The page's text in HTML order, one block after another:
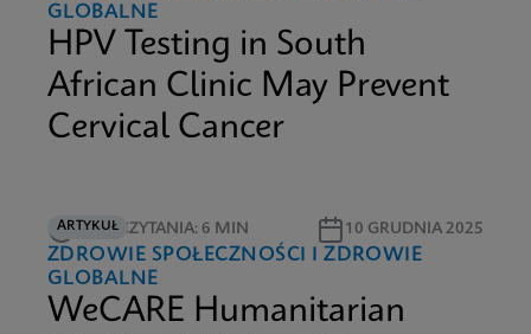
GLOBALNE
HPV Testing in South
African Clinic May Prevent
Cervical Cancer
ARTYKUŁ
CZAS CZYTANIA: 6 MIN 10 GRUDNIA 2025
ZDROWIE SPOŁECZNOŚCI I ZDROWIE
GLOBALNE
WeCARE Humanitarian